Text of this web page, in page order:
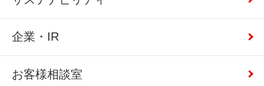
企業・IR
お客様相談室